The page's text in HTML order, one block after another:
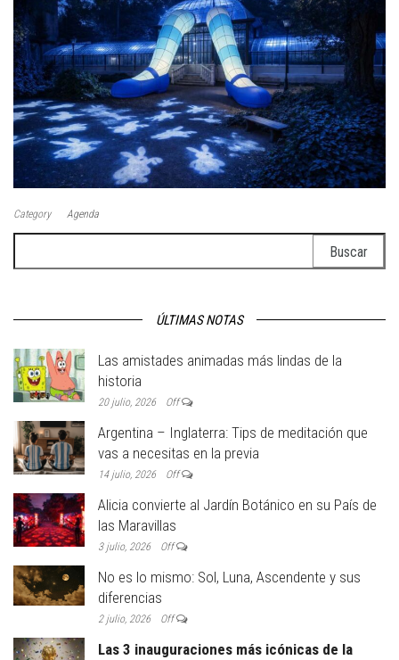
Category Agenda
ÚLTIMAS NOTAS
Las amistades animadas más lindas de la
historia
20 julio, 2026 Off
Argentina – Inglaterra: Tips de meditación que
vas a necesitas en la previa
14 julio, 2026 Off
Alicia convierte al Jardín Botánico en su País de
las Maravillas
3 julio, 2026 Off
No es lo mismo: Sol, Luna, Ascendente y sus
diferencias
2 julio, 2026 Off
Las 3 inauguraciones más icónicas de la